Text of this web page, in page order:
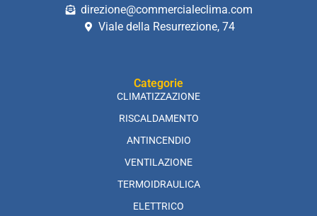
direzione@commercialeclima.com
Viale della Resurrezione, 74
Categorie
CLIMATIZZAZIONE
RISCALDAMENTO
ANTINCENDIO
VENTILAZIONE
TERMOIDRAULICA
ELETTRICO